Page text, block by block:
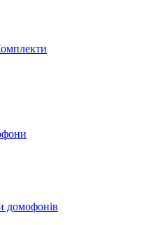
домофонів